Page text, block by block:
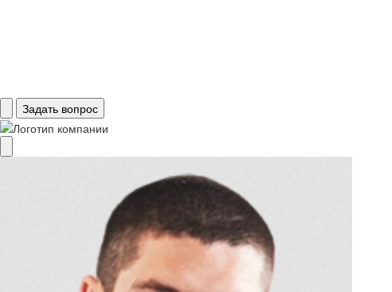
Задать вопрос